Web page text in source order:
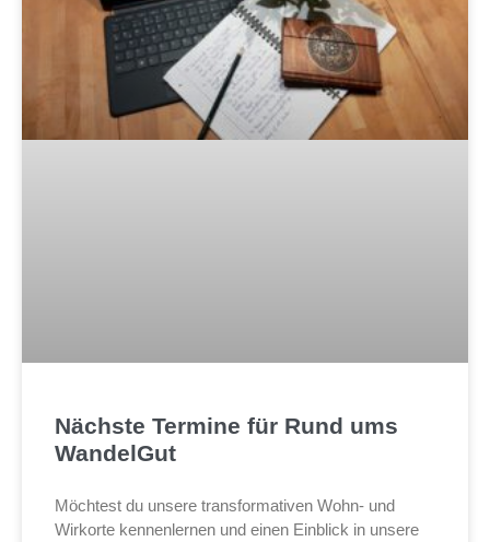
Nächste Termine für Rund ums
WandelGut
Möchtest du unsere transformativen Wohn- und
Wirkorte kennenlernen und einen Einblick in unsere